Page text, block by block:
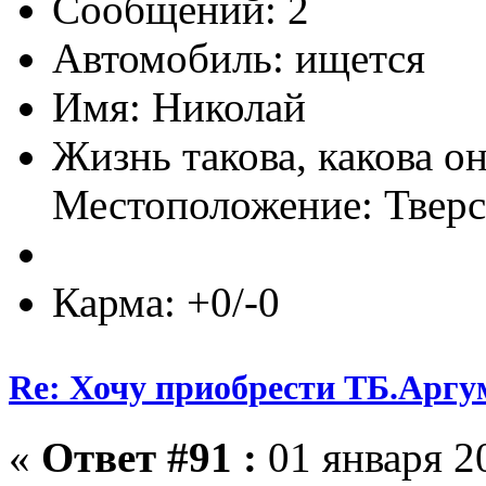
Сообщений: 2
Автомобиль: ищется
Имя: Николай
Жизнь такова, какова
Местоположение:
Карма: +0/-0
Re: Хочу приобрести
« Ответ #91 : 01 января